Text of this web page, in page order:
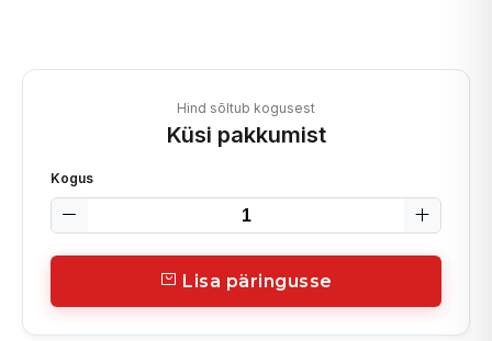
Hind sõltub kogusest
Küsi pakkumist
Kogus
Lisa päringusse